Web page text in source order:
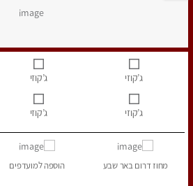
ג’קוזי ג’קוזי
ג’קוזי ג’קוזי
מחוז דרוםבאר שבע הוספהלמועדפים